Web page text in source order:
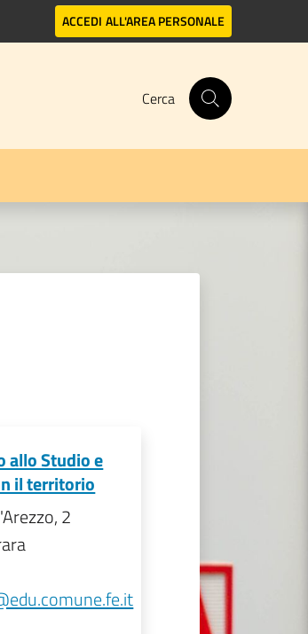
ACCEDI ALL'AREA PERSONALE
Cerca
allo Studio e
il territorio
2